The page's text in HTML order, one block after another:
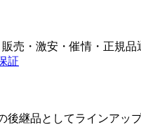
売・激安・催情・正規
証
継品としてラインア